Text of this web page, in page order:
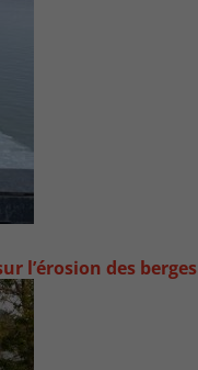
l’érosion des berges